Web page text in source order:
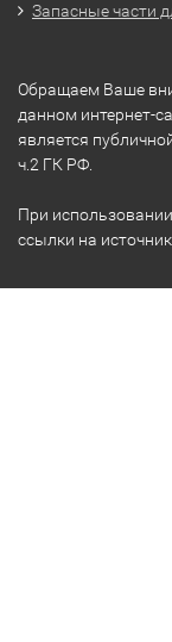
Запасные части
Обращаем Ваше
данном интернет-
является
ч.2 ГК РФ.
При
ссылки на